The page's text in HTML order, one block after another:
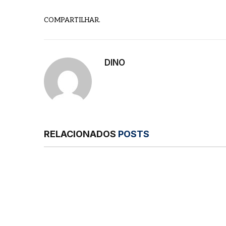
COMPARTILHAR.
DINO
RELACIONADOS POSTS